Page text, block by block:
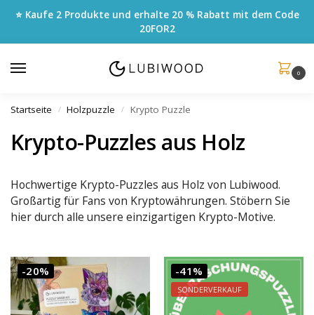
⭐ Kaufe 2 Produkte und erhalte 20 % Rabatt mit dem Code
20FOR2
0
Startseite / Holzpuzzle / Krypto Puzzle
Krypto-Puzzles aus Holz
Hochwertige Krypto-Puzzles aus Holz von Lubiwood.
Großartig für Fans von Kryptowährungen. Stöbern Sie
hier durch alle unsere einzigartigen Krypto-Motive.
-20% -41%
SONDERVERKAUF